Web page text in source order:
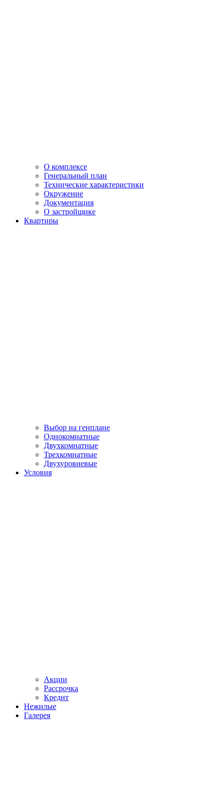
О комплексе
Генеральный план
Технические характеристики
Окружение
Документация
О застройщике
Квартиры
Выбор на генплане
Однокомнатные
Двухкомнатные
Трехкомнатные
Двухуровневые
Условия
Акции
Рассрочка
Кредит
Нежилые
Галерея